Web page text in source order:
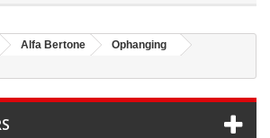
Alfa Bertone
Ophanging